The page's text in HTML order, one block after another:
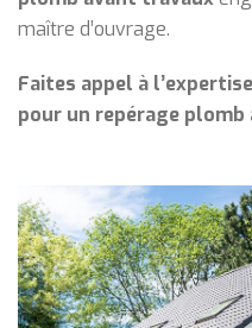
maître d’ouvrage.
Faites appel à
pour un repérage